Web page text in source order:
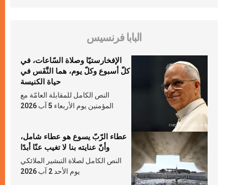
البابا فرنسيس
الإفخارستيّا وصلاة السّاعات، في
كلّ أسبوع وكلّ يوم، هما النَّفَس في
حياة الكنيسة
النص الكامل للمقابلة العامّة مع
المؤمنين يوم الأربعاء 5 آب 2026
عطاء الرّبّ يسوع هو عطاء شامل،
وأنّ عنايته بنا لا تغيب عنّا أبدًا
النص الكامل لصلاة التبشير الملائكي
يوم الأحد 2 آب 2026